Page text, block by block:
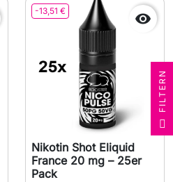
-13,51 € 
Nikotin Shot Eliquid
France 20 mg – 25er
Pack
N